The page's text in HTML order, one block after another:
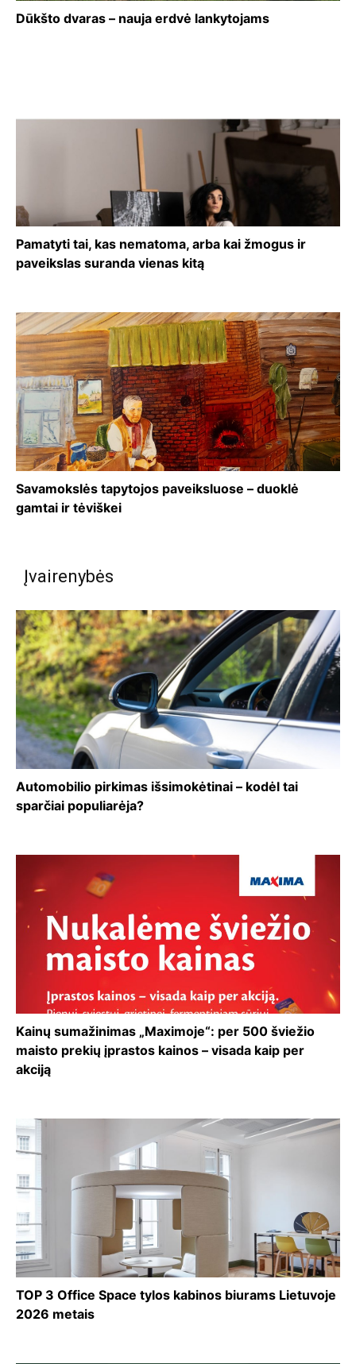
Dūkšto dvaras – nauja erdvė lankytojams
Pamatyti tai, kas nematoma, arba kai žmogus ir
paveikslas suranda vienas kitą
Savamokslės tapytojos paveiksluose – duoklė
gamtai ir tėviškei
Įvairenybės
Automobilio pirkimas išsimokėtinai – kodėl tai
sparčiai populiarėja?
Kainų sumažinimas „Maximoje“: per 500 šviežio
maisto prekių įprastos kainos – visada kaip per
akciją
TOP 3 Office Space tylos kabinos biurams Lietuvoje
2026 metais